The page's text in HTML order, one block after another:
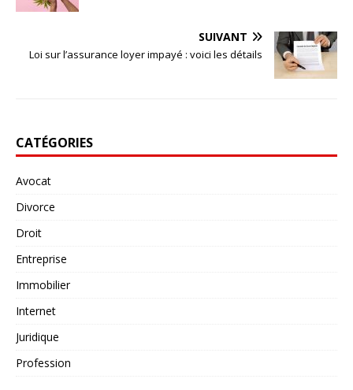
SUIVANT
Loi sur l’assurance loyer impayé : voici les détails
CATÉGORIES
Avocat
Divorce
Droit
Entreprise
Immobilier
Internet
Juridique
Profession